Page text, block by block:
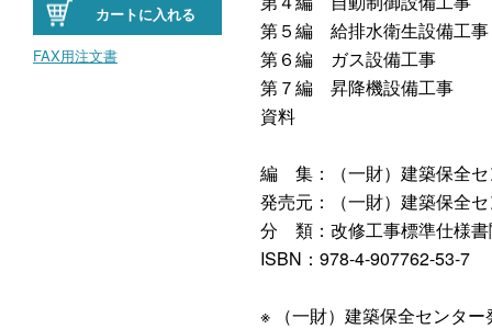
カートに入れる
FAX用注文書
第５編 給排水衛生設備工事
第６編 ガス設備工事
第７編 昇降機設備工事
資料
編 集：（一財）建築保全
発売元：（一財）建築保全
分 類：改修工事標準仕様書
ISBN：978-4-907762-53-7
※ （一財）建築保全センタ